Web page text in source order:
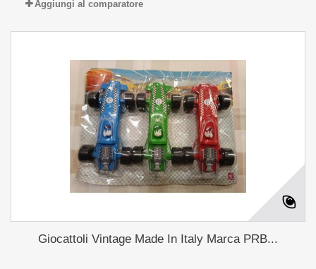
Aggiungi al comparatore
Giocattoli Vintage Made In Italy Marca PRB...